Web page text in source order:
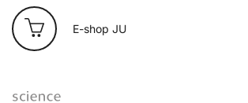
E-shop JU